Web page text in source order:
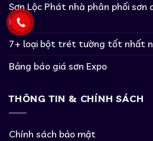
Sơn Lộc Phát nhà phân phối
HCM
7+ loại bột trét tường tốt nhất
Bảng báo giá sơn Expo
THÔNG TIN & CHÍNH SÁCH
Chính sách bảo mật